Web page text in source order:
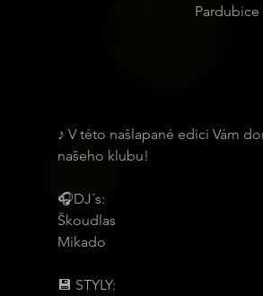
Pardubice
♪ V této našlapané edici Vám
našeho klubu!
🎧DJ´s:
Škoudlas
Mikado
💾 STYLY: